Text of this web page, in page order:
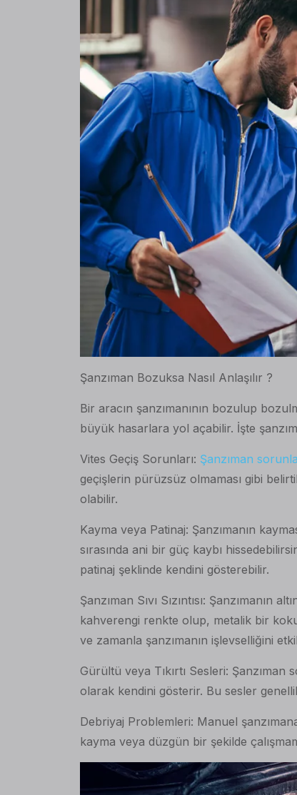
Şanzıman Bozuksa Nasıl Anlaşılır ?
Bir aracın şanzımanının bozulup
büyük hasarlara yol açabilir. İşte
Vites Geçiş Sorunları: Şanzıman
geçişlerin pürüzsüz olmaması gibi
olabilir.
Kayma veya Patinaj: Şanzımanın
sırasında ani bir güç kaybı
patinaj şeklinde kendini gösterebilir.
Şanzıman Sıvı Sızıntısı: Şanzımanın
kahverengi renkte olup, metalik bir
ve zamanla şanzımanın işlevselliğini
Gürültü veya Tıkırtı Sesleri:
olarak kendini gösterir. Bu sesler
Debriyaj Problemleri: Manuel
kayma veya düzgün bir şekilde